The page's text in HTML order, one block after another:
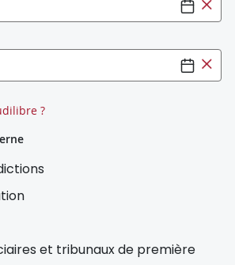
?
et tribunaux de première